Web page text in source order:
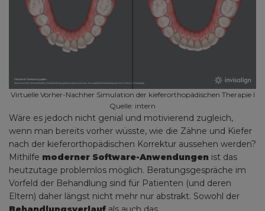
Virtuelle Vorher-Nachher Simulation der kieferorthopädischen Therapie I
Quelle: intern
Wäre es jedoch nicht genial und motivierend zugleich,
wenn man bereits vorher wüsste, wie die Zähne und Kiefer
nach der kieferorthopädischen Korrektur aussehen werden?
Mithilfe moderner Software-Anwendungen ist das
heutzutage problemlos möglich. Beratungsgespräche im
Vorfeld der Behandlung sind für Patienten (und deren
Eltern) daher längst nicht mehr nur abstrakt. Sowohl der